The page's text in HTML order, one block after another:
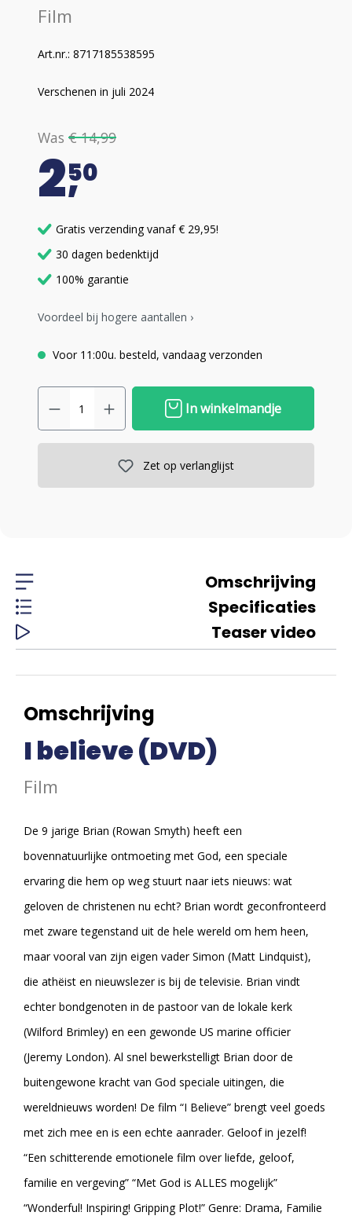
Film
Art.nr.: 8717185538595
Verschenen in juli 2024
Was € 14,99
250
Gratis verzending vanaf € 29,95!
30 dagen bedenktijd
100% garantie
Voordeel bij hogere aantallen ›
Voor 11:00u. besteld, vandaag verzonden
In winkelmandje
Zet op verlanglijst
Omschrijving
Specificaties
Teaser video
Omschrijving
I believe (DVD)
Film
De 9 jarige Brian (Rowan Smyth) heeft een
bovennatuurlijke ontmoeting met God, een speciale
ervaring die hem op weg stuurt naar iets nieuws: wat
geloven de christenen nu echt? Brian wordt geconfronteerd
met zware tegenstand uit de hele wereld om hem heen,
maar vooral van zijn eigen vader Simon (Matt Lindquist),
die athëist en nieuwslezer is bij de televisie. Brian vindt
echter bondgenoten in de pastoor van de lokale kerk
(Wilford Brimley) en een gewonde US marine officier
(Jeremy London). Al snel bewerkstelligt Brian door de
buitengewone kracht van God speciale uitingen, die
wereldnieuws worden! De film “I Believe” brengt veel goeds
met zich mee en is een echte aanrader. Geloof in jezelf!
“Een schitterende emotionele film over liefde, geloof,
familie en vergeving” “Met God is ALLES mogelijk”
“Wonderful! Inspiring! Gripping Plot!” Genre: Drama, Familie